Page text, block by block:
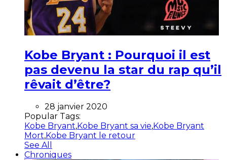
Kobe Bryant : Pourquoi il est
pas devenu la star du rap qu’il
rêvait d’être?
28 janvier 2020
Popular Tags:
Kobe Bryant,Kobe Bryant sa vie,Kobe Bryant
Mort,Kobe Bryant le retour
See All
Chroniques